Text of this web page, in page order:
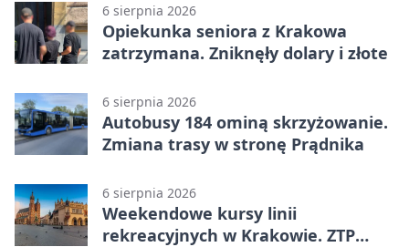
6 sierpnia 2026
Opiekunka seniora z Krakowa
zatrzymana. Zniknęły dolary i złote
6 sierpnia 2026
Autobusy 184 ominą skrzyżowanie.
Zmiana trasy w stronę Prądnika
6 sierpnia 2026
Weekendowe kursy linii
rekreacyjnych w Krakowie. ZTP